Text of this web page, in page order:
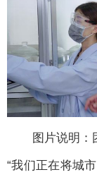
图片说明：
“我们正在将城